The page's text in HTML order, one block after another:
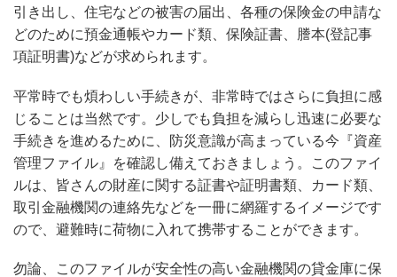
引き出し、住宅などの被害の届出、各種の保険金の申請な
どのために預金通帳やカード類、保険証書、謄本(登記事
項証明書)などが求められます。
平常時でも煩わしい手続きが、非常時ではさらに負担に感
じることは当然です。少しでも負担を減らし迅速に必要な
手続きを進めるために、防災意識が高まっている今『資産
管理ファイル』を確認し備えておきましょう。このファイ
ルは、皆さんの財産に関する証書や証明書類、カード類、
取引金融機関の連絡先などを一冊に網羅するイメージです
ので、避難時に荷物に入れて携帯することができます。
勿論、このファイルが安全性の高い金融機関の貸金庫に保